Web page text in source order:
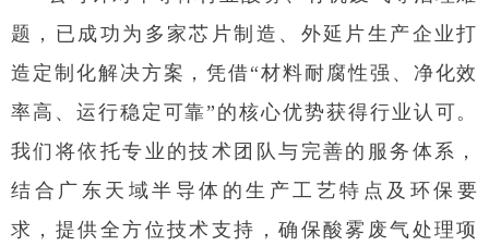
题，已成功为多家芯片制造、外延片生产企业打
造定制化解决方案，凭借“材料耐腐性强、净化效
率高、运行稳定可靠”的核心优势获得行业认可。
我们将依托专业的技术团队与完善的服务体系，
结合广东天域半导体的生产工艺特点及环保要
求，提供全方位技术支持，确保酸雾废气处理项